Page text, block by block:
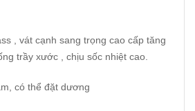
, vát cạnh sang trọng cao cấp tăng
trầy xước , chịu sốc nhiệt cao.
có thể đặt dương